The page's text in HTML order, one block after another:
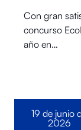
Con gran
concurso
año en…
19 de junio
2026